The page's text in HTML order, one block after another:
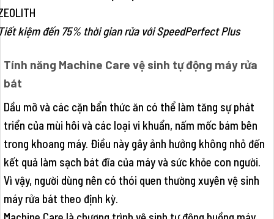
kiệm đến 75% thời gian rửa với SpeedPerfect Plus
Tính năng Machine Care vệ sinh tự động máy rửa
bát
Dầu mỡ và các cặn bẩn thức ăn có thể làm tăng sự phát
triển của mùi hôi và các loại vi khuẩn, nấm mốc bám bên
trong khoang máy. Điều này gây ảnh hưởng không nhỏ đến
kết quả làm sạch bát đĩa của máy và sức khỏe con người.
Vì vậy, người dùng nên có thói quen thường xuyên vệ sinh
máy rửa bát theo định kỳ.